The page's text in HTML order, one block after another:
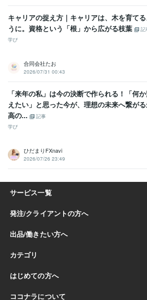
キャリアの捉え方｜キャリアは、木を育てる
うに。資格という「根」から広がる枝葉
記
学び
合同会社たお
2026/07/31 00:43
「来年の私」は今の決断で作られる！「何
えたい」と思った今が、理想の未来へ繋が
高の...
記事
学び
ひだまりFXnavi
2026/07/26 23:49